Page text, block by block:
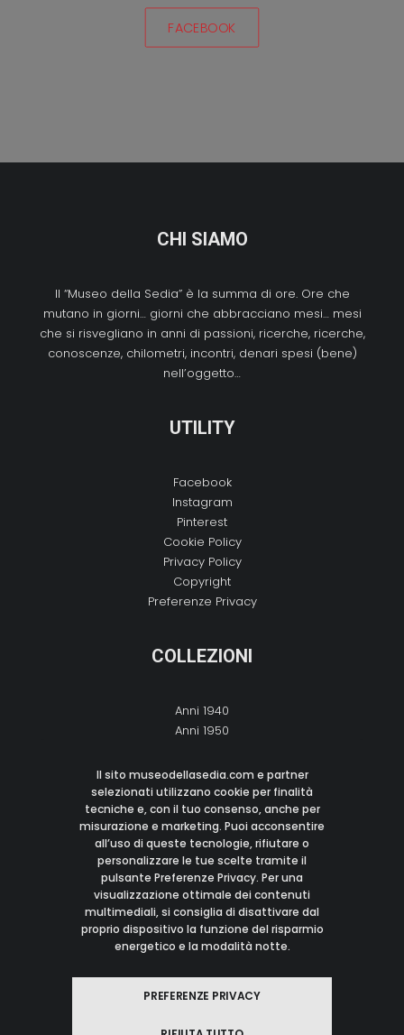
FACEBOOK
CHI SIAMO
Il “Museo della Sedia” è la summa di ore. Ore che
mutano in giorni… giorni che abbracciano mesi… mesi
che si risvegliano in anni di passioni, ricerche, ricerche,
conoscenze, chilometri, incontri, denari spesi (bene)
nell’oggetto…
UTILITY
Facebook
Instagram
Pinterest
Cookie Policy
Privacy Policy
Copyright
Preferenze Privacy
COLLEZIONI
Anni 1940
Anni 1950
Anni 1970
Anni 1980
Anni 1990
Anni 2000
CONTATTI
M:info@museodellasedia.com
© 2021 Museo Della Sedia
Tutti i Diritti Riservati
Il sito museodellasedia.com e partner
selezionati utilizzano cookie per finalità
tecniche e, con il tuo consenso, anche per
misurazione e marketing. Puoi acconsentire
all’uso di queste tecnologie, rifiutare o
personalizzare le tue scelte tramite il
pulsante Preferenze Privacy. Per una
visualizzazione ottimale dei contenuti
multimediali, si consiglia di disattivare dal
proprio dispositivo la funzione del risparmio
energetico e la modalità notte.
PREFERENZE PRIVACY